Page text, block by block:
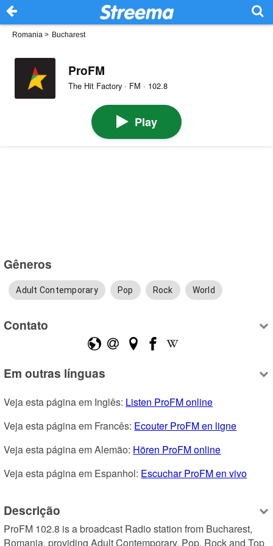
Romania > Bucharest
ProFM
The Hit Factory · FM · 102.8
Play
Gêneros
Adult Contemporary Pop Rock World
Contato
Em outras línguas
Veja esta página em Inglês: Listen ProFM online
Veja esta página em Francês: Ecouter ProFM en ligne
Veja esta página em Alemão: Hören ProFM online
Veja esta página em Espanhol: Escuchar ProFM en vivo
Descrição
ProFM 102.8 is a broadcast Radio station from Bucharest,
Romania, providing Adult Contemporary, Pop, Rock and Top